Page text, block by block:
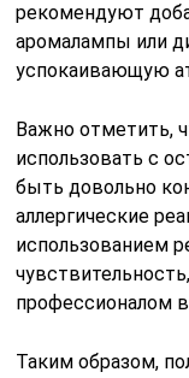
рекомендуют
аромалампы или
успокаивающую
Важно отметить,
использовать с
быть довольно
аллергические
использованием
профессионалом
Таким образом,